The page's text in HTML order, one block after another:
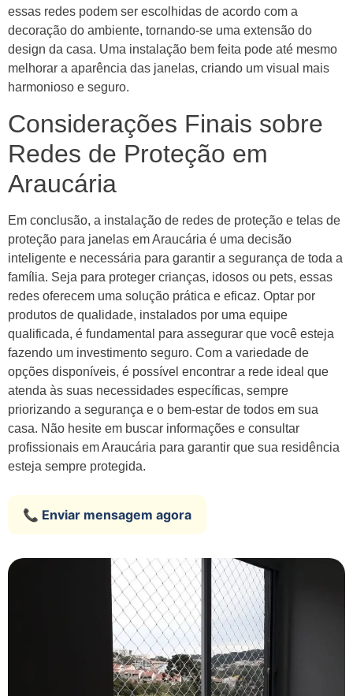
essas redes podem ser escolhidas de acordo com a
decoração do ambiente, tornando-se uma extensão do
design da casa. Uma instalação bem feita pode até mesmo
melhorar a aparência das janelas, criando um visual mais
harmonioso e seguro.
Considerações Finais sobre
Redes de Proteção em
Araucária
Em conclusão, a instalação de redes de proteção e telas de
proteção para janelas em Araucária é uma decisão
inteligente e necessária para garantir a segurança de toda a
família. Seja para proteger crianças, idosos ou pets, essas
redes oferecem uma solução prática e eficaz. Optar por
produtos de qualidade, instalados por uma equipe
qualificada, é fundamental para assegurar que você esteja
fazendo um investimento seguro. Com a variedade de
opções disponíveis, é possível encontrar a rede ideal que
atenda às suas necessidades específicas, sempre
priorizando a segurança e o bem-estar de todos em sua
casa. Não hesite em buscar informações e consultar
profissionais em Araucária para garantir que sua residência
esteja sempre protegida.
📞 Enviar mensagem agora